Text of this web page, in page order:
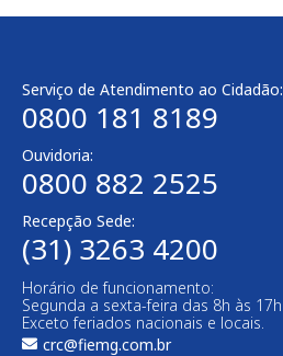
Serviço de Atendimento ao Cidadão:
0800 181 8189
Ouvidoria:
0800 882 2525
Recepção Sede:
(31) 3263 4200
Horário de funcionamento:
Segunda a sexta-feira das 8h às 17h
Exceto feriados nacionais e locais.
crc@fiemg.com.br